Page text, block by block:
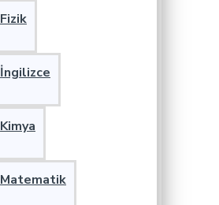
Fizik
İngilizce
Kimya
Matematik